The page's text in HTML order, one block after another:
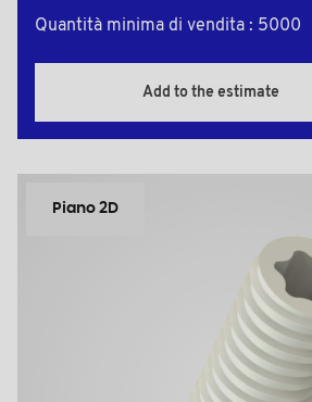
Quantità minima di vendita : 5000
Add to the estimate
Piano 2D